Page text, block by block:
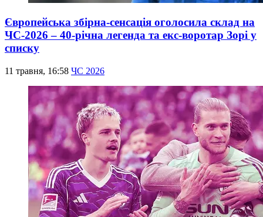
Європейська збірна-сенсація оголосила склад на
ЧС-2026 – 40-річна легенда та екс-воротар Зорі у
списку
11 травня, 16:58 ЧС 2026